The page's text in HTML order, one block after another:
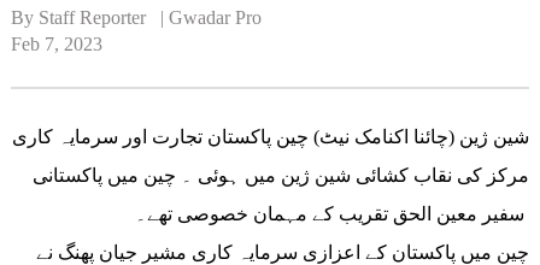
By Staff Reporter   | Gwadar Pro
Feb 7, 2023
شین ژین (چائنا اکنامک نیٹ) چین پاکستان تجارت اور سرمایہ کاری
مرکز کی نقاب کشائی شین ژین میں ہوئی ۔ چین میں پاکستانی
چین میں پاکستان کے اعزازی سرمایہ کاری مشیر جیان پھنگ نے